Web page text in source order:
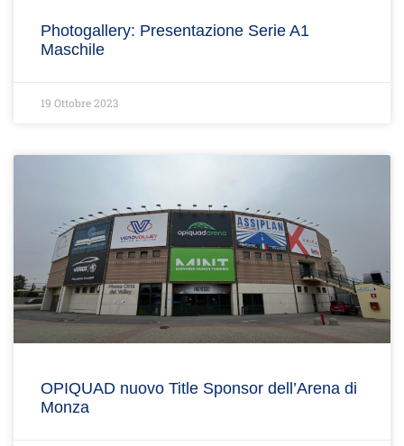
Photogallery: Presentazione Serie A1
Maschile
19 Ottobre 2023
OPIQUAD nuovo Title Sponsor dell’Arena di
Monza